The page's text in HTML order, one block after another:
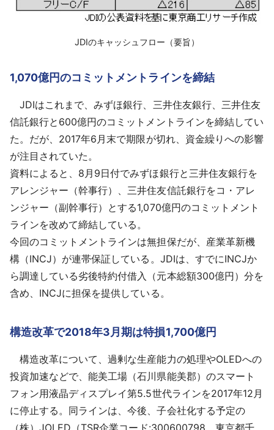
JDIのキャッシュフロー（要旨）
1,070億円のコミットメントラインを締結
JDIはこれまで、みずほ銀行、三井住友銀行、三井住友
信託銀行と600億円のコミットメントラインを締結してい
た。だが、2017年6月末で期限が切れ、資金繰りへの影響
が注目されていた。
資料によると、8月9日付でみずほ銀行と三井住友銀行を
アレンジャー（幹事行）、三井住友信託銀行をコ・アレ
ンジャー（副幹事行）とする1,070億円のコミットメント
ラインを改めて締結している。
今回のコミットメントラインは無担保だが、産業革新機
構（INCJ）が連帯保証している。JDIは、すでにINCJか
ら調達している劣後特約付借入（元本総額300億円）分を
含め、INCJに担保を提供している。
構造改革で2018年3月期は特損1,700億円
構造改革について、過剰な生産能力の処理やOLEDへの
投資加速などで、能美工場（石川県能美郡）のスマート
フォン用液晶ディスプレイ第5.5世代ラインを2017年12月
に停止する。同ラインは、今後、子会社化する予定の